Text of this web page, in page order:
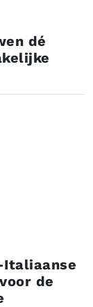
dé
Italiaanse
de